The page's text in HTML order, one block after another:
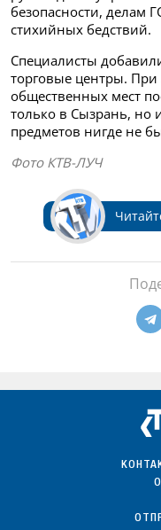
безопасности, делам
стихийных бедствий.
Специалисты
торговые центры.
общественных мест
только в Сызрань, но
предметов нигде не
Фото КТВ-ЛУЧ